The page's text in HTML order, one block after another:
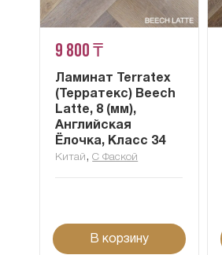
9 800 ₸
Ламинат Terratex
(Терратекс) Beech
Latte, 8 (мм),
Английская
Ёлочка, Класс 34
Китай ,С Фаской
В корзину